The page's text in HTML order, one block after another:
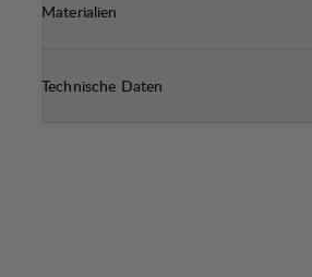
Materialien
Technische Daten